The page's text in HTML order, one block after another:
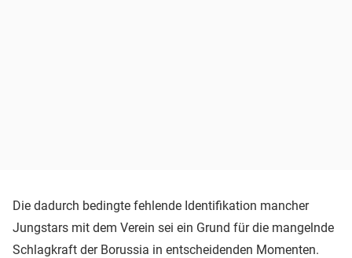
Die dadurch bedingte fehlende Identifikation mancher
Jungstars mit dem Verein sei ein Grund für die mangelnde
Schlagkraft der Borussia in entscheidenden Momenten.